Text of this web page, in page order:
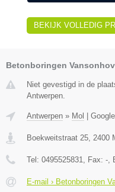
BEKIJK VOLLEDIG
Betonboringen
Niet gevestigd in de
Antwerpen.
Antwerpen » Mol
Boekweitstraat 25, 2400
Tel: 0495525831, Fax: -,
E-mail › Betonboringen